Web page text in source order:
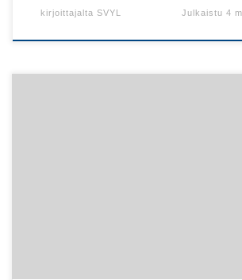
kirjoittajalta SVYL Julkaistu4